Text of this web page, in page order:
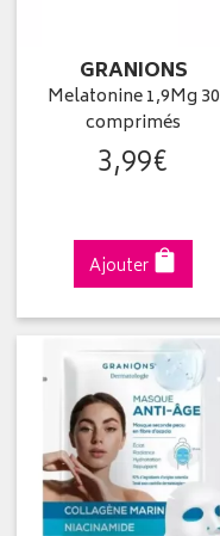
GRANIONS
Melatonine 1,9Mg 30
comprimés
3,99€
Ajouter